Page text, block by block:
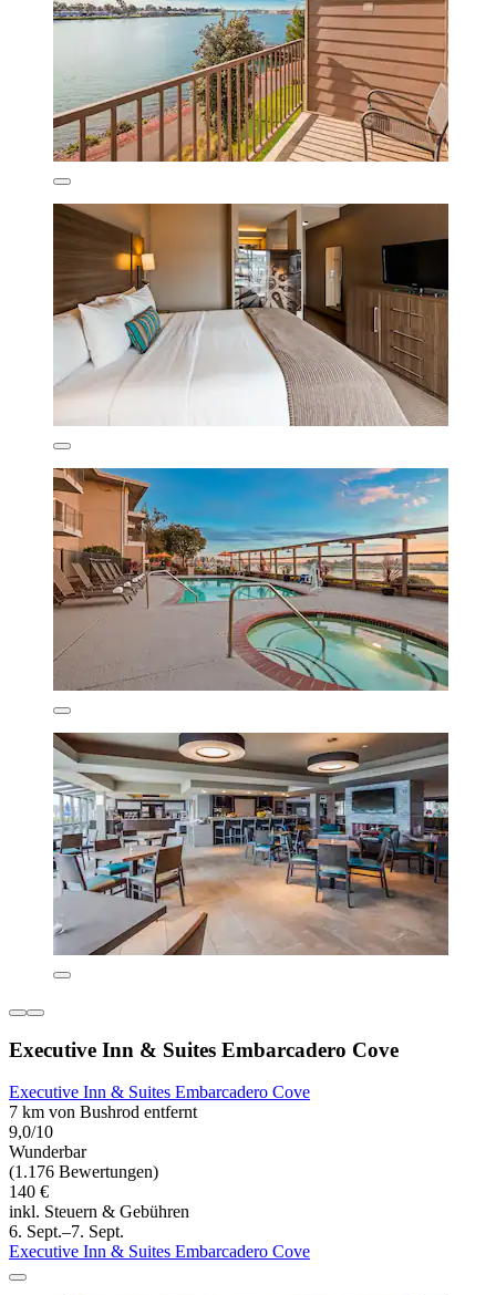
Executive Inn & Suites Embarcadero Cove
Executive Inn & Suites Embarcadero Cove
7 km von Bushrod entfernt
9,0/10
Wunderbar
(1.176 Bewertungen)
140 €
inkl. Steuern & Gebühren
6. Sept.–7. Sept.
Executive Inn & Suites Embarcadero Cove